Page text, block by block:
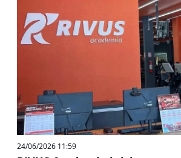
24/06/2026 11:59